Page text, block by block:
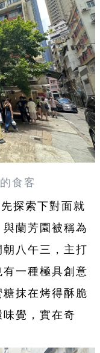
食客
探索下對面就
蘭芳園被稱為
八午三，主打
一種極具創意
抹在烤得酥脆
覺，實在奇